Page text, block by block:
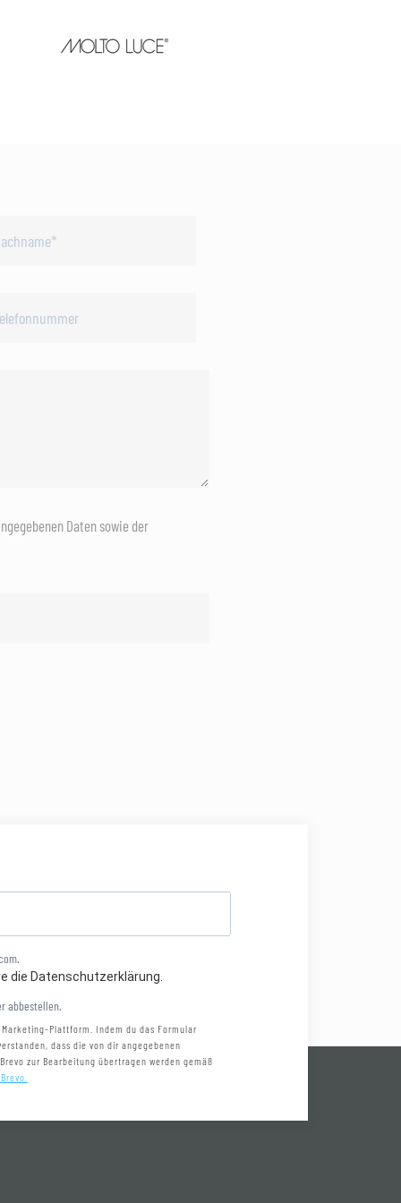
Daten sowie der
die Datenschutzerklärung.
abbestellen.
Plattform. Indem du das Formular
dass die von dir angegebenen
zur Bearbeitung übertragen werden gemäß